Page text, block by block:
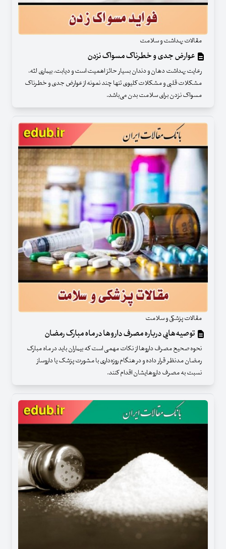
مقالات بهداشت و سلامت
عوارض جدی و خطرناک مسواک نزدن
رعایت بهداشت دهان و دندان بسیار حائز اهمیت است و دیابت، بیماری لثه،
مشکلات قلبی و مشکلات کلیوی تنها چند نمونه از عوارض جدی و خطرناک
مسواک نزدن برای سلامت بدن می‌باشد.
مقالات پزشکی و سلامت
توصیه‌هایی درباره مصرف داروها در ماه مبارک رمضان
نحوه صحیح مصرف داروها از نکات مهمی است که بیماران باید در ماه مبارک
رمضان مدنظر قرار داده و در هنگام روزه‌داری با مشورت پزشک یا داروساز
نسبت به مصرف داروهایشان اقدام کنند.